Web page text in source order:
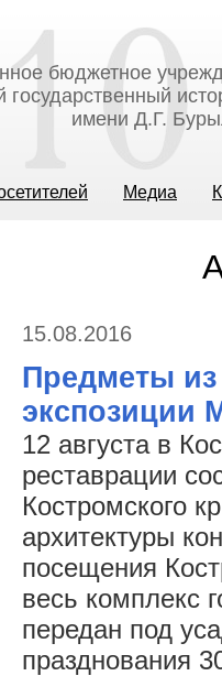
бюджетное
государственный
имени Д.Г.
Медиа
15.08.2016
Предметы
экспозиции
12 августа в
реставрации
Костромского
архитектуры
посещения
весь комплекс
передан под
празднования